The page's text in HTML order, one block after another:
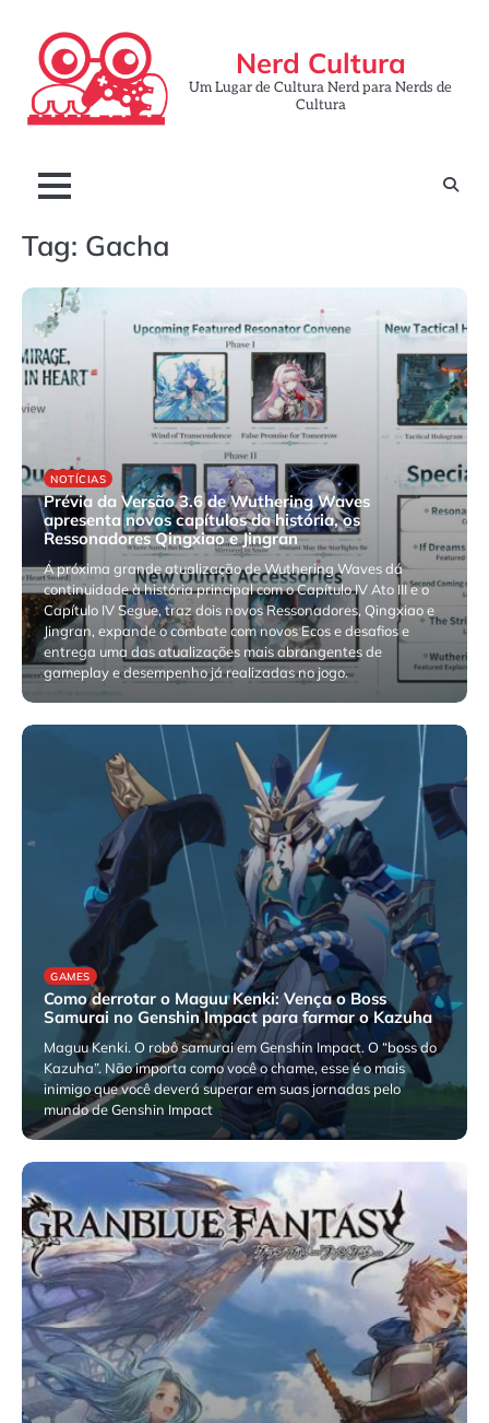
content
Nerd Cultura
Um Lugar de Cultura Nerd para Nerds de
Cultura
Tag: Gacha
NOTÍCIAS
Prévia da Versão 3.6 de Wuthering Waves
apresenta novos capítulos da história, os
Ressonadores Qingxiao e Jingran
A próxima grande atualização de Wuthering Waves dá
continuidade à história principal com o Capítulo IV Ato III e o
Capítulo IV Segue, traz dois novos Ressonadores, Qingxiao e
Jingran, expande o combate com novos Ecos e desafios e
entrega uma das atualizações mais abrangentes de
gameplay e desempenho já realizadas no jogo.
agosto 8, 2026
GAMES
Como derrotar o Maguu Kenki: Vença o Boss
Samurai no Genshin Impact para farmar o Kazuha
Maguu Kenki. O robô samurai em Genshin Impact. O “boss do
Kazuha”. Não importa como você o chame, esse é o mais
inimigo que você deverá superar em suas jornadas pelo
mundo de Genshin Impact
agosto 7, 2026